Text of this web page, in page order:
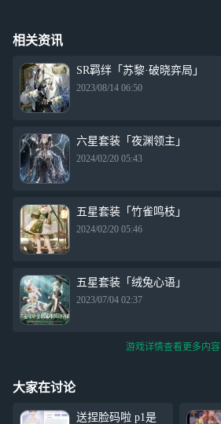
相关资讯
SR羁绊「苏黎·破晓弈局」
2023/08/14 06:50
六星套装「夜渊领主」
2024/02/20 05:43
五星套装「竹雀鸣枝」
2024/02/20 05:46
五星套装「绒兔心语」
2023/07/04 02:37
游戏详情查看更多内容
大家在讨论
送捏脸码啦 p1是